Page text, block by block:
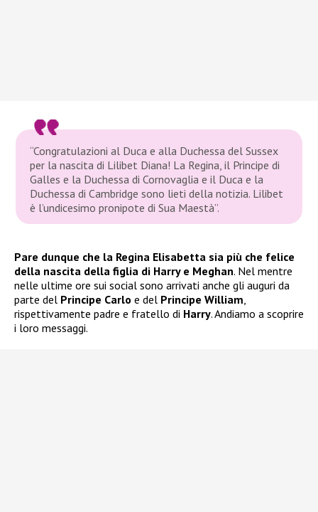
“Congratulazioni al Duca e alla Duchessa del Sussex
per la nascita di Lilibet Diana! La Regina, il Principe di
Galles e la Duchessa di Cornovaglia e il Duca e la
Duchessa di Cambridge sono lieti della notizia. Lilibet
è l’undicesimo pronipote di Sua Maestà”.
Pare dunque che la Regina Elisabetta sia più che felice
della nascita della figlia di Harry e Meghan. Nel mentre
nelle ultime ore sui social sono arrivati anche gli auguri da
parte del Principe Carlo e del Principe William
rispettivamente padre e fratello di Harry. Andiamo a scoprire
i loro messaggi.